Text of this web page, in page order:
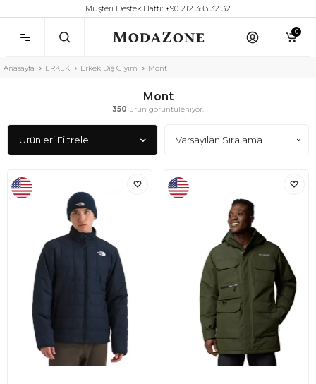
Müşteri Destek Hattı: +90 212 383 32 32
0
Anasayfa ERKEK Erkek Dış Gİyim Mont
Mont
350 ürün görüntüleniyor.
Ürünleri Filtrele